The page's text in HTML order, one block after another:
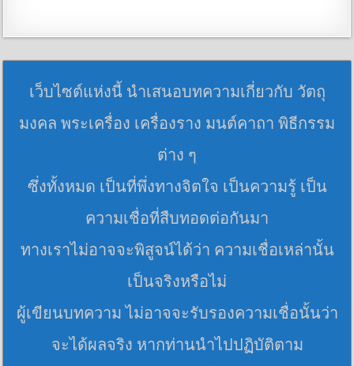
เว็บไซต์แห่งนี้ นำเสนอบทความเกี่ยวกับ วัตถุ
มงคล พระเครื่อง เครื่องราง มนต์คาถา พิธีกรรม
ต่าง ๆ
ซึ่งทั้งหมด เป็นที่พึ่งทางจิตใจ เป็นความรู้ เป็น
ความเชื่อที่สืบทอดต่อกันมา
ทางเราไม่อาจจะพิสูจน์ได้ว่า ความเชื่อเหล่านั้น
เป็นจริงหรือไม่
ผู้เขียนบทความ ไม่อาจจะรับรองความเชื่อนั้นว่า
จะได้ผลจริง หากท่านนำไปปฏิบัติตาม